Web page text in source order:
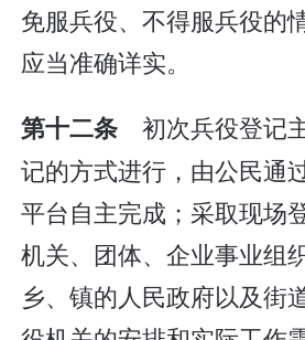
免服兵役、不得服兵役的
应当准确详实。
第十二条初次兵役登记
记的方式进行，由公民通
平台自主完成；采取现场
机关、团体、企业事业组
乡、镇的人民政府以及街